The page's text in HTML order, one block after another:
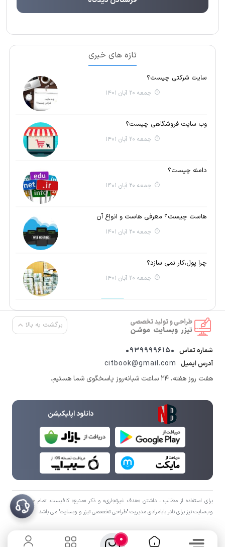
تازه های خبری
سایت شرکتی چیست؟
جمعه 20 آبان 1401
وب سایت فروشگاهی چیست؟
جمعه 20 آبان 1401
دامنه چیست؟
جمعه 20 آبان 1401
هاست چیست؟ معرفی هاست و انواع آن
جمعه 20 آبان 1401
چرا پول،کار نمی سازد؟
جمعه 20 آبان 1401
0
برگشت به بالا
شماره تماس 09399996150
آدرس ایمیل citbook@gmail.com
هفت روز هفته، ۲۴ ساعت شبانه‌روز پاسخگوی شما هستیم.
دانلود اپلیکیشن
برای استفاده از مطالب ، داشتن «هدف غیرتجاری» و ذکر «منبع» کافیست. تمام حقوق اين
وب‌سايت نیز برای نادر بابامرادی مدیریت "طراحی تخصصی تیزر و وبسایت" می باشد.